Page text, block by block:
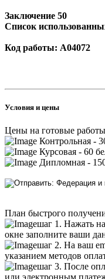
Заключение 50
Список
Код работы: А04072
Условия и цены
Цены на
Контрольная -
Курсовая - 60
Дипломная -
План быстрого
шаг 1. Нажать
окне заполните ваши
шаг 2. На ваш
указанием методов
шаг 3. После
или электронным